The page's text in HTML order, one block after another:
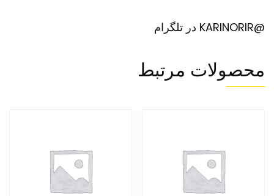
@KARINORIR در تلگرام
محصولات مرتبط